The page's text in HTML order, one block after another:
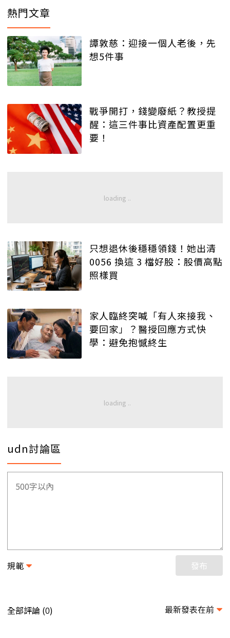
熱門文章
譚敦慈：迎接一個人老後，先
想5件事
戰爭開打，錢變廢紙？教授提
醒：這三件事比資產配置更重
要！
只想退休後穩穩領錢！她出清
0056 換這 3 檔好股：股價高點
照樣買
家人臨終突喊「有人來接我、
要回家」？醫授回應方式快
學：避免抱憾終生
udn討論區
規範 發布
全部評論 (0) 最新發表在前